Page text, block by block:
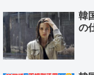
韓
の